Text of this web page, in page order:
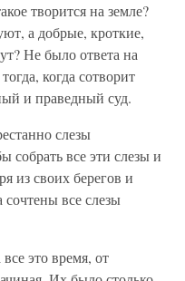
творится на земле?
а добрые, кроткие,
Не было ответа на
когда сотворит
и праведный суд.
слезы
все эти слезы и
из своих берегов и
все слезы
это время, от